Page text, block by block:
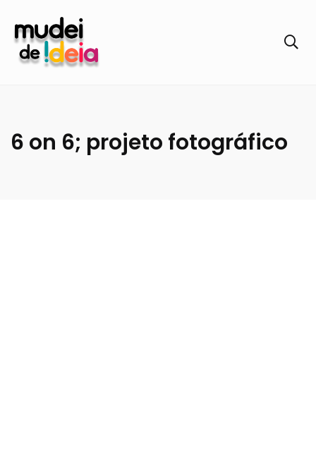
6 on 6; projeto fotográfico